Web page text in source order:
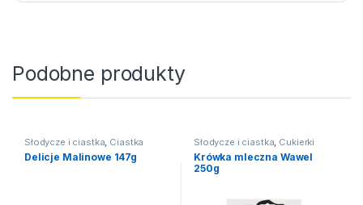
Podobne produkty
Słodycze i ciastka Ciastka
Delicje Malinowe 147g
Słodycze i ciastka Cukierki
Krówka mleczna Wawel
250g